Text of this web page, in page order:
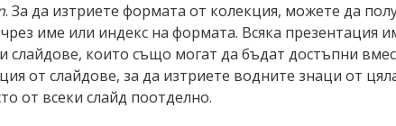
. За да изтриете формата от колекция, можете да
име или индекс на формата. Всяка презентация
слайдове, които също могат да бъдат достъпни
от слайдове, за да изтриете водните знаци от
от всеки слайд поотделно.